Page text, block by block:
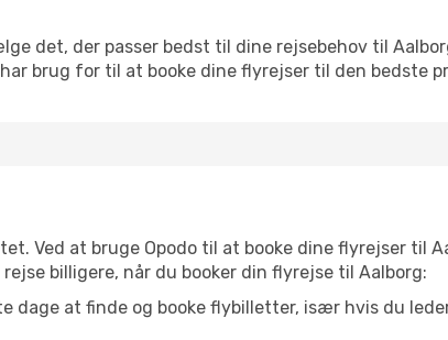
det, der passer bedst til dine rejsebehov til
brug for til at booke dine flyrejser til den bedste
Ved at bruge Opodo til at booke dine flyrejser til
billigere, når du booker din flyrejse til Aalborg:
dage at finde og booke flybilletter, især hvis du